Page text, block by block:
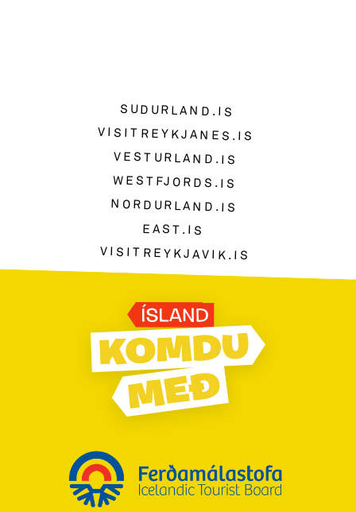
SUDURLAND.IS
VISITREYKJANES.IS
VESTURLAND.IS
WESTFJORDS.IS
NORDURLAND.IS
EAST.IS
VISITREYKJAVIK.IS